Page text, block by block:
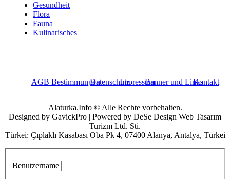
Gesundheit
Flora
Fauna
Kulinarisches
AGB BestimmungenDatenschutzImpressumBanner und LinksKontakt
Alaturka.Info © Alle Rechte vorbehalten.
Designed by GavickPro | Powered by DeSe Design Web Tasarım
Turizm Ltd. Sti.
Türkei: Çıplaklı Kasabası Oba Pk 4, 07400 Alanya, Antalya, Türkei
Benutzername